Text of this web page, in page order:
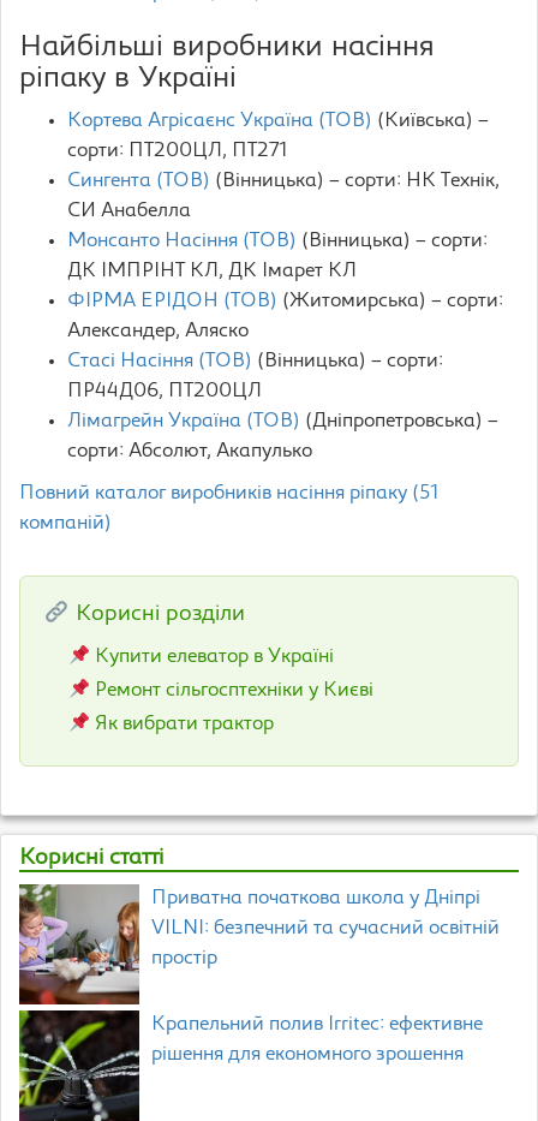
Найбільші виробники насіння
ріпаку в Україні
Кортева Агрісаєнс Україна (ТОВ) (Київська) –
сорти: ПТ200ЦЛ, ПТ271
Сингента (ТОВ) (Вінницька) – сорти: НК Технік,
СИ Анабелла
Монсанто Насіння (ТОВ) (Вінницька) – сорти:
ДК ІМПРІНТ КЛ, ДК Імарет КЛ
ФІРМА ЕРІДОН (ТОВ) (Житомирська) – сорти:
Александер, Аляско
Стасі Насіння (ТОВ) (Вінницька) – сорти:
ПР44Д06, ПТ200ЦЛ
Лімагрейн Україна (ТОВ) (Дніпропетровська) –
сорти: Aбсолют, Aкапулько
Повний каталог виробників насіння ріпаку (51
компаній)
Корисні розділи
Купити елеватор в Україні
Ремонт сільгосптехніки у Києві
Як вибрати трактор
Корисні статті
Приватна початкова школа у Дніпрі
VILNI: безпечний та сучасний освітній
простір
Крапельний полив Irritec: ефективне
рішення для економного зрошення